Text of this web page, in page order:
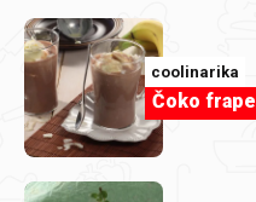
coolinarika
Čoko frape